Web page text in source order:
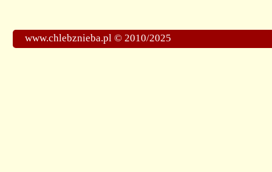
www.chlebznieba.pl © 2010/2025